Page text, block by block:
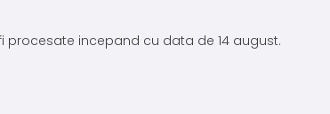
procesate incepand cu data de 14 august.